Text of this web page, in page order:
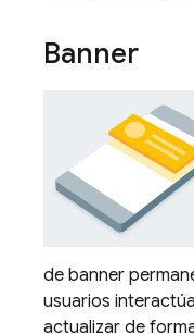
Banner
de banner
usuarios
actualizar de